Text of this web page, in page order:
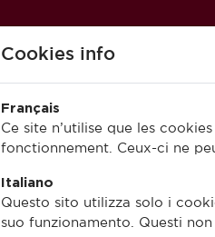
Cookies info
Français
Ce site n’utilise que les
fonctionnement. Ceux-ci ne
Italiano
Questo sito utilizza solo i
suo funzionamento. Questi